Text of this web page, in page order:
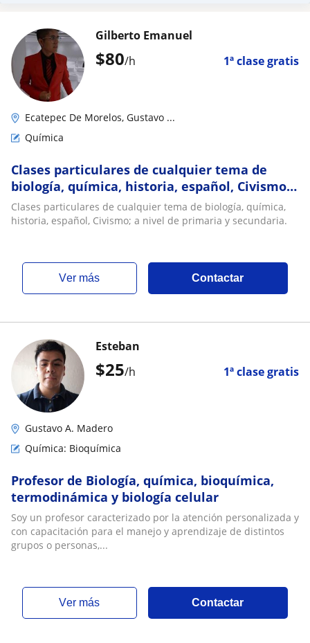
$80/h 1ª clase gratis
Gilberto Emanuel
Ecatepec De Morelos, Gustavo ...
Química
Clases particulares de cualquier tema de
biología, química, historia, español, Civismo;
a nivel de primaria y secundaria
Clases particulares de cualquier tema de biología, química,
historia, español, Civismo; a nivel de primaria y secundaria.
ver más Contactar
$25/h 1ª clase gratis
Esteban
Gustavo A. Madero
Química: Bioquímica
Profesor de Biología, química, bioquímica,
termodinámica y biología celular
Soy un profesor caracterizado por la atención personalizada y
con capacitación para el manejo y aprendizaje de distintos
grupos o personas,...
ver más Contactar